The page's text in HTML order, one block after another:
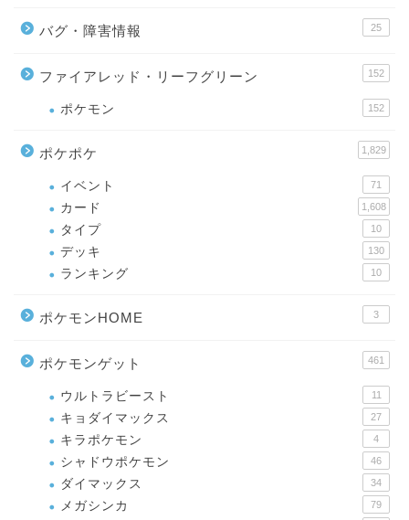
バグ・障害情報 25
ファイアレッド・リーフグリーン 152
ポケモン 152
ポケポケ 1,829
イベント 71
カード 1,608
タイプ 10
デッキ 130
ランキング 10
ポケモンHOME 3
ポケモンゲット 461
ウルトラビースト 11
キョダイマックス 27
キラポケモン 4
シャドウポケモン 46
ダイマックス 34
メガシンカ 79